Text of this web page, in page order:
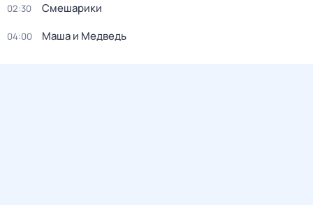
02:30 Смешарики
04:00 Маша и Медведь